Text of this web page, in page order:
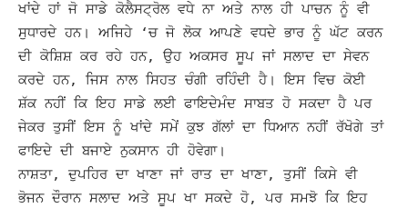
ਖਾਂਦੇ ਹਾਂ ਜੋ ਸਾਡੇ ਕੋਲੈਸਟ੍ਰੋਲ ਵਧੇ ਨਾ ਅਤੇ ਨਾਲ ਹੀ ਪਾਚਨ ਨੂੰ ਵੀ
ਸੁਧਾਰਦੇ ਹਨ। ਅਜਿਹੇ ‘ਚ ਜੋ ਲੋਕ ਆਪਣੇ ਵਧਦੇ ਭਾਰ ਨੂੰ ਘੱਟ ਕਰਨ
ਦੀ ਕੋਸ਼ਿਸ਼ ਕਰ ਰਹੇ ਹਨ, ਉਹ ਅਕਸਰ ਸੂਪ ਜਾਂ ਸਲਾਦ ਦਾ ਸੇਵਨ
ਕਰਦੇ ਹਨ, ਜਿਸ ਨਾਲ ਸਿਹਤ ਚੰਗੀ ਰਹਿੰਦੀ ਹੈ।ਇਸ ਵਿਚ ਕੋਈ
ਸ਼ੱਕ ਨਹੀਂ ਕਿ ਇਹ ਸਾਡੇ ਲਈ ਫਾਇਦੇਮੰਦ ਸਾਬਤ ਹੋ ਸਕਦਾ ਹੈ ਪਰ
ਜੇਕਰ ਤੁਸੀਂ ਇਸ ਨੂੰ ਖਾਂਦੇ ਸਮੇਂ ਕੁਝ ਗੱਲਾਂ ਦਾ ਧਿਆਨ ਨਹੀਂ ਰੱਖੋਗੇ ਤਾਂ
ਫਾਇਦੇ ਦੀ ਬਜਾਏ ਨੁਕਸਾਨ ਹੀ ਹੋਵੇਗਾ।
ਨਾਸ਼ਤਾ, ਦੁਪਹਿਰ ਦਾ ਖਾਣਾ ਜਾਂ ਰਾਤ ਦਾ ਖਾਣਾ, ਤੁਸੀਂ ਕਿਸੇ ਵੀ
ਭੋਜਨ ਦੌਰਾਨ ਸਲਾਦ ਅਤੇ ਸੂਪ ਖਾ ਸਕਦੇ ਹੋ, ਪਰ ਸਮਝੋ ਕਿ ਇਹ